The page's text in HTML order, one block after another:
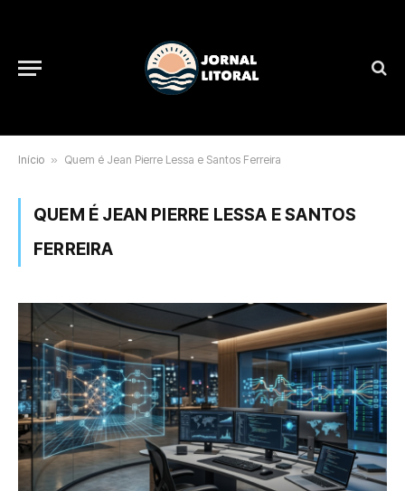
Início » Quem é Jean Pierre Lessa e Santos Ferreira
QUEM É JEAN PIERRE LESSA E SANTOS
FERREIRA